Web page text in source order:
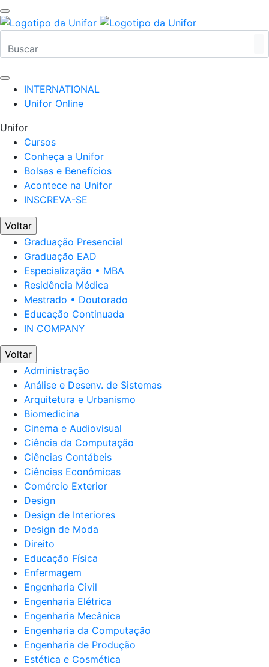
INTERNATIONAL
Unifor Online
Unifor
Cursos
Conheça a Unifor
Bolsas e Benefícios
Acontece na Unifor
INSCREVA-SE
Voltar
Graduação Presencial
Graduação EAD
Especialização • MBA
Residência Médica
Mestrado • Doutorado
Educação Continuada
IN COMPANY
Voltar
Administração
Análise e Desenv. de Sistemas
Arquitetura e Urbanismo
Biomedicina
Cinema e Audiovisual
Ciência da Computação
Ciências Contábeis
Ciências Econômicas
Comércio Exterior
Design
Design de Interiores
Design de Moda
Direito
Educação Física
Enfermagem
Engenharia Civil
Engenharia Elétrica
Engenharia Mecânica
Engenharia da Computação
Engenharia de Produção
Estética e Cosmética